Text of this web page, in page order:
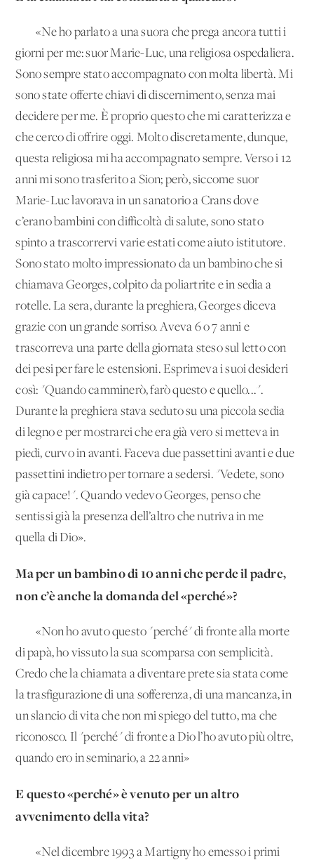
«Ne ho parlato a una suora che prega ancora tutti i
giorni per me: suor Marie-Luc, una religiosa ospedaliera.
Sono sempre stato accompagnato con molta libertà. Mi
sono state offerte chiavi di discernimento, senza mai
decidere per me. È proprio questo che mi caratterizza e
che cerco di offrire oggi. Molto discretamente, dunque,
questa religiosa mi ha accompagnato sempre. Verso i 12
anni mi sono trasferito a Sion; però, siccome suor
Marie-Luc lavorava in un sanatorio a Crans dove
c’erano bambini con difficoltà di salute, sono stato
spinto a trascorrervi varie estati come aiuto istitutore.
Sono stato molto impressionato da un bambino che si
chiamava Georges, colpito da poliartrite e in sedia a
rotelle. La sera, durante la preghiera, Georges diceva
grazie con un grande sorriso. Aveva 6 o 7 anni e
trascorreva una parte della giornata steso sul letto con
dei pesi per fare le estensioni. Esprimeva i suoi desideri
così: "Quando camminerò, farò questo e quello...".
Durante la preghiera stava seduto su una piccola sedia
di legno e per mostrarci che era già vero si metteva in
piedi, curvo in avanti. Faceva due passettini avanti e due
passettini indietro per tornare a sedersi. "Vedete, sono
già capace!". Quando vedevo Georges, penso che
sentissi già la presenza dell’altro che nutriva in me
quella di Dio».
Ma per un bambino di 10 anni che perde il padre,
non c’è anche la domanda del «perché»?
«Non ho avuto questo "perché" di fronte alla morte
di papà, ho vissuto la sua scomparsa con semplicità.
Credo che la chiamata a diventare prete sia stata come
la trasfigurazione di una sofferenza, di una mancanza, in
un slancio di vita che non mi spiego del tutto, ma che
riconosco. Il "perché" di fronte a Dio l’ho avuto più oltre,
quando ero in seminario, a 22 anni»
E questo «perché» è venuto per un altro
avvenimento della vita?
«Nel dicembre 1993 a Martigny ho emesso i primi